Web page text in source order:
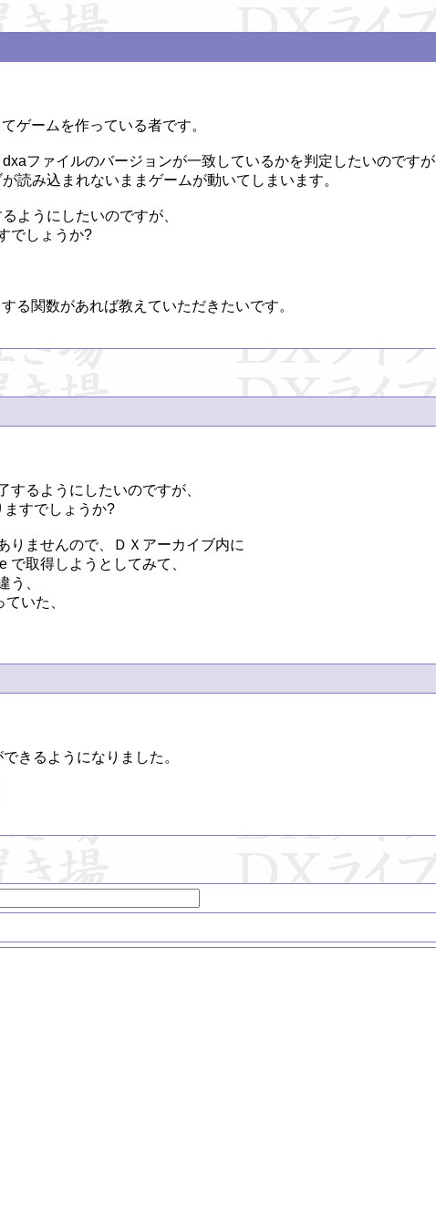
ゲームを作っている者です。
ファイルのバージョンが一致しているかを判定したいのですが
読み込まれないままゲームが動いてしまいます。
ようにしたいのですが、
でしょうか?
る関数があれば教えていただきたいです。
るようにしたいのですが、
すでしょうか?
りませんので、ＤＸアーカイブ内に
取得しようとしてみて、
う、
いた、
きるようになりました。